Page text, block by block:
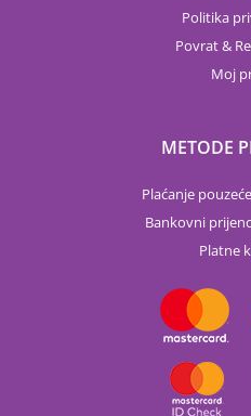
Politika
Povrat &
Moj
METODE
Plaćanje
Bankovni
Platne